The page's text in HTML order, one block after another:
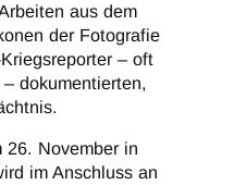
aus dem
der Fotografie
– oft
dokumentierten,
26. November in
im Anschluss an